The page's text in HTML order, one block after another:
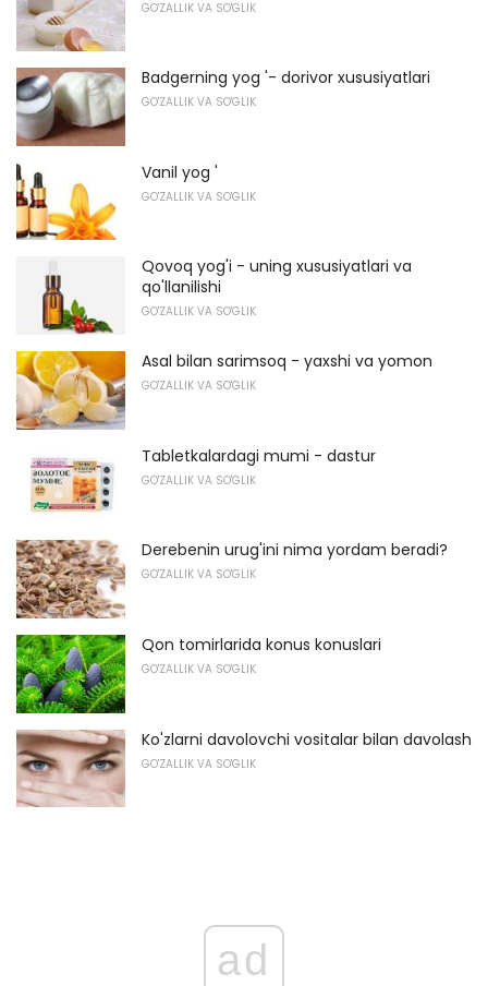
GO'ZALLIK VA SO'GLIK
Badgerning yog '- dorivor xususiyatlari
GO'ZALLIK VA SO'GLIK
Vanil yog '
GO'ZALLIK VA SO'GLIK
Qovoq yog'i - uning xususiyatlari va
qo'llanilishi
GO'ZALLIK VA SO'GLIK
Asal bilan sarimsoq - yaxshi va yomon
GO'ZALLIK VA SO'GLIK
Tabletkalardagi mumi - dastur
GO'ZALLIK VA SO'GLIK
Derebenin urug'ini nima yordam beradi?
GO'ZALLIK VA SO'GLIK
Qon tomirlarida konus konuslari
GO'ZALLIK VA SO'GLIK
Ko'zlarni davolovchi vositalar bilan davolash
GO'ZALLIK VA SO'GLIK
ad